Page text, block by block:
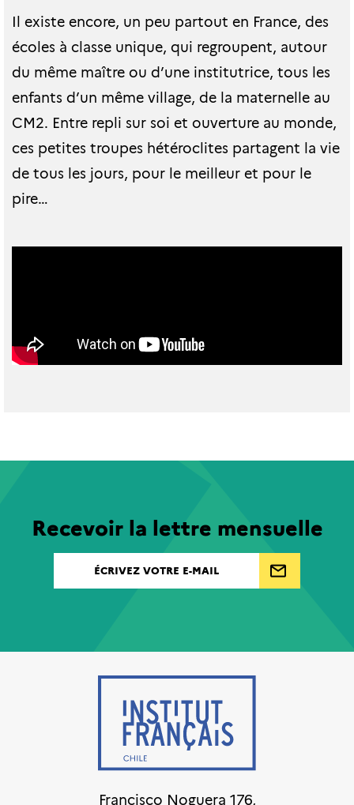
Il existe encore, un peu partout en France, des
écoles à classe unique, qui regroupent, autour
du même maître ou d’une institutrice, tous les
enfants d’un même village, de la maternelle au
CM2. Entre repli sur soi et ouverture au monde,
ces petites troupes hétéroclites partagent la vie
de tous les jours, pour le meilleur et pour le
pire…
Recevoir la lettre mensuelle
Francisco Noguera 176,